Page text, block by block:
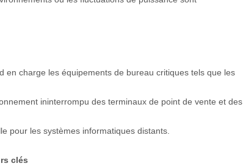
en charge les équipements de bureau critiques tels que les
ininterrompu des terminaux de point de vente et des
pour les systèmes informatiques distants.
clés